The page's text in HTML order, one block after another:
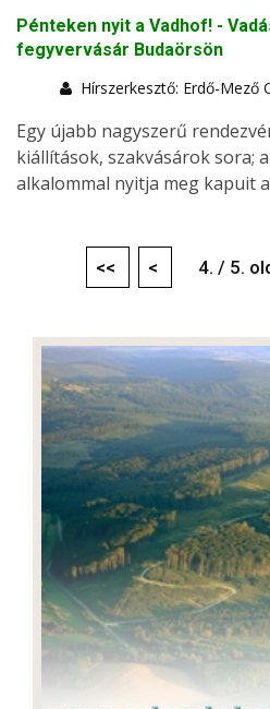
Pénteken nyit a Vadhof! -
fegyvervásár Budaörsön
Hírszerkesztő: Erdő-Mező
Egy újabb nagyszerű
kiállítások, szakvásárok sora;
alkalommal nyitja meg kapuit
<< < 4. / 5.